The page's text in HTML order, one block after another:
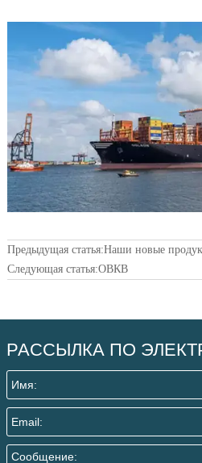
Предыдущая статья:Наши новые
Следующая статья:ОВКВ
РАССЫЛКА ПО